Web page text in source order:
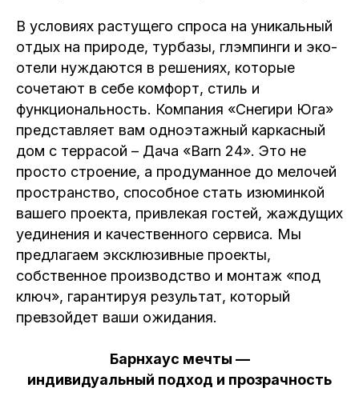
В условиях растущего спроса на уникальный
отдых на природе, турбазы, глэмпинги и эко-
отели нуждаются в решениях, которые
сочетают в себе комфорт, стиль и
функциональность. Компания «Снегири Юга»
представляет вам одноэтажный каркасный
дом с террасой – Дача «Barn 24». Это не
просто строение, а продуманное до мелочей
пространство, способное стать изюминкой
вашего проекта, привлекая гостей, жаждущих
уединения и качественного сервиса. Мы
предлагаем эксклюзивные проекты,
собственное производство и монтаж «под
ключ», гарантируя результат, который
превзойдет ваши ожидания.
Барнхаус мечты —
индивидуальный подход и прозрачность